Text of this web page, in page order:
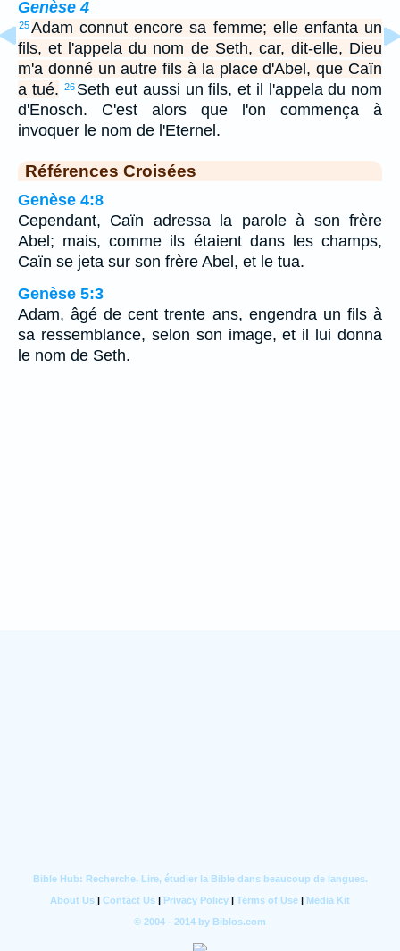
Genèse 4
25Adam connut encore sa femme; elle enfanta un
fils, et l'appela du nom de Seth, car, dit-elle, Dieu
m'a donné un autre fils à la place d'Abel, que Caïn
a tué.
26 Seth eut aussi un fils, et il l'appela du nom
d'Enosch. C'est alors que l'on commença à
invoquer le nom de l'Eternel.
Références Croisées
Genèse 4:8
Cependant, Caïn adressa la parole à son frère
Abel; mais, comme ils étaient dans les champs,
Caïn se jeta sur son frère Abel, et le tua.
Genèse 5:3
Adam, âgé de cent trente ans, engendra un fils à
sa ressemblance, selon son image, et il lui donna
le nom de Seth.